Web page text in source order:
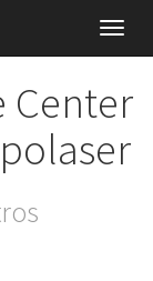
Center